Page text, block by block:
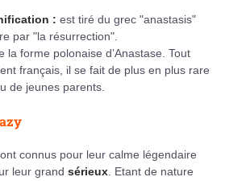
: est tiré du grec "anastasis"
par "la résurrection".
la forme polonaise d’Anastase. Tout
français, il se fait de plus en plus rare
de jeunes parents.
connus pour leur calme légendaire
leur grand sérieux . Etant de nature